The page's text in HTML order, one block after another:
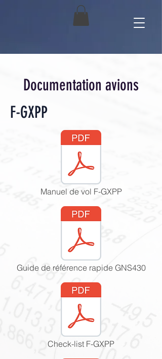
Documentation avions
F-GXPP
Manuel de vol F-GXPP
Guide de référence rapide GNS430
Check-list F-GXPP